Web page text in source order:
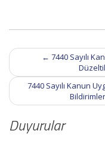
Post
navigation
← 7440 Sayılı
7440 Sayılı Kanun
Duyurular